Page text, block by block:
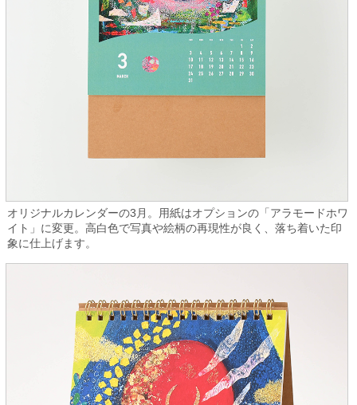
オリジナルカレンダーの3月。用紙はオプションの「アラモードホワ
イト」に変更。高白色で写真や絵柄の再現性が良く、落ち着いた印
象に仕上げます。